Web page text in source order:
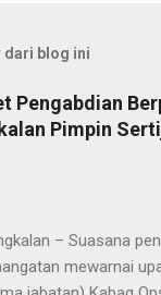
dari blog ini
Pengabdian
Pimpin
– Suasana
mewarnai